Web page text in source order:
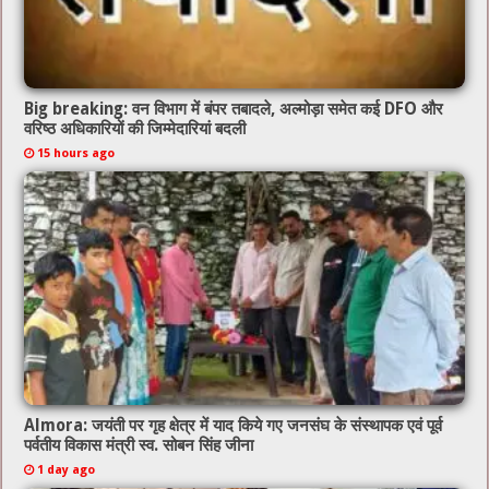
Big breaking: वन विभाग में बंपर तबादले, अल्मोड़ा समेत कई DFO और
वरिष्ठ अधिकारियों की जिम्मेदारियां बदली
15 hours ago
Almora: जयंती पर गृह क्षेत्र में याद किये गए जनसंघ के संस्थापक एवं पूर्व
पर्वतीय विकास मंत्री स्व. सोबन सिंह जीना
1 day ago